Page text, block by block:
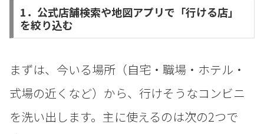
1．公式店舗検索や地図アプリで「行ける店」
を絞り込む
まずは、今いる場所（自宅・職場・ホテル・
式場の近くなど）から、行けそうなコンビニ
を洗い出します。主に使えるのは次の2つで